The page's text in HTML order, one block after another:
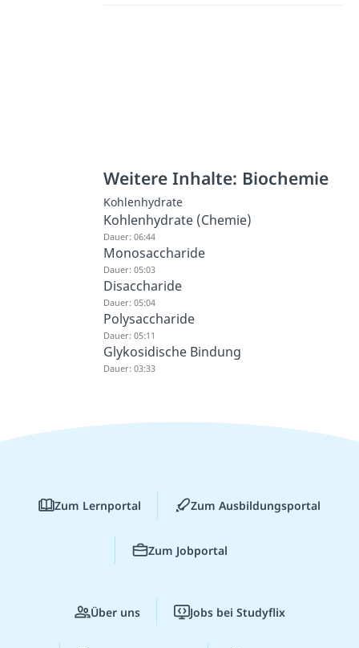
Weitere Inhalte: Biochemie
Kohlenhydrate
Kohlenhydrate (Chemie)
Dauer: 06:44
Monosaccharide
Dauer: 05:03
Disaccharide
Dauer: 05:04
Polysaccharide
Dauer: 05:11
Glykosidische Bindung
Dauer: 03:33
Zum Lernportal Zum Ausbildungsportal
Zum Jobportal
Über uns Jobs bei Studyflix